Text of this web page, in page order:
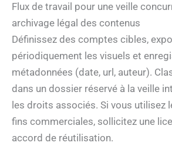
Flux de travail pour une veille
archivage légal des contenus
Définissez des comptes cibles,
périodiquement les visuels et
métadonnées (date, url, auteur).
dans un dossier réservé à la veille
les droits associés. Si vous utilisez
fins commerciales, sollicitez une
accord de réutilisation.